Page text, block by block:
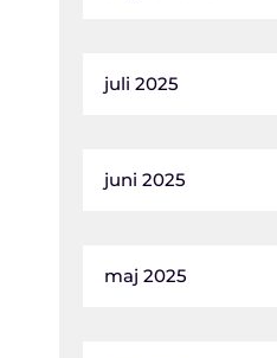
juli 2025
juni 2025
maj 2025